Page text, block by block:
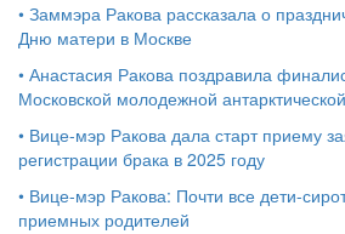
• Заммэра Ракова рассказала о
Дню матери в Москве
• Анастасия Ракова поздравила
Московской молодежной
• Вице-мэр Ракова дала старт приему
регистрации брака в 2025 году
• Вице-мэр Ракова: Почти все дети-
приемных родителей